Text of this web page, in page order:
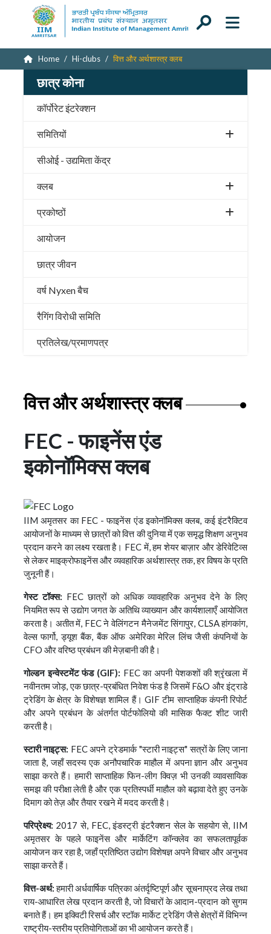
Home Hi-clubs वित्त और अर्थशास्त्र क्लब
छात्र कोना
कॉर्पोरेट इंटरेक्शन
समितियों
सीओई - उद्यमिता केंद्र
क्लब
प्रकोष्ठों
आयोजन
छात्र जीवन
वर्ष Nyxen बैच
रैगिंग विरोधी समिति
प्रतिलेख/प्रमाणपत्र
वित्त और अर्थशास्त्र क्लब
FEC - फाइनेंस एंड
इकोनॉमिक्स क्लब
IIM अमृतसर का FEC - फाइनेंस एंड इकोनॉमिक्स क्लब, कई इंटरैक्टिव
आयोजनों के माध्यम से छात्रों को वित्त की दुनिया में एक समृद्ध शिक्षण अनुभव
प्रदान करने का लक्ष्य रखता है। FEC में, हम शेयर बाज़ार और डेरिवेटिव्स
से लेकर माइक्रोफाइनेंस और व्यवहारिक अर्थशास्त्र तक, हर विषय के प्रति
जुनूनी हैं।
गेस्ट टॉक्स: FEC छात्रों को अधिक व्यावहारिक अनुभव देने के लिए
नियमित रूप से उद्योग जगत के अतिथि व्याख्यान और कार्यशालाएँ आयोजित
करता है। अतीत में, FEC ने वेलिंगटन मैनेजमेंट सिंगापुर, CLSA हांगकांग,
वेल्स फार्गो, ड्यूश बैंक, बैंक ऑफ अमेरिका मेरिल लिंच जैसी कंपनियों के
CFO और वरिष्ठ प्रबंधन की मेज़बानी की है।
गोल्डन इन्वेस्टमेंट फंड (GIF): FEC का अपनी पेशकशों की श्रृंखला में
नवीनतम जोड़, एक छात्र-प्रबंधित निवेश फंड है जिसमें F&O और इंट्राडे
ट्रेडिंग के क्षेत्र के विशेषज्ञ शामिल हैं। GIF टीम साप्ताहिक कंपनी रिपोर्ट
और अपने प्रबंधन के अंतर्गत पोर्टफोलियो की मासिक फैक्ट शीट जारी
करती है।
स्टारी नाइट्स: FEC अपने ट्रेडमार्क "स्टारी नाइट्स" सत्रों के लिए जाना
जाता है, जहाँ सदस्य एक अनौपचारिक माहौल में अपना ज्ञान और अनुभव
साझा करते हैं। हमारी साप्ताहिक फिन-लीग क्विज़ भी उनकी व्यावसायिक
समझ की परीक्षा लेती है और एक प्रतिस्पर्धी माहौल को बढ़ावा देते हुए उनके
दिमाग को तेज़ और तैयार रखने में मदद करती है।
परिप्रेक्ष्य: 2017 से, FEC, इंडस्ट्री इंटरैक्शन सेल के सहयोग से, IIM
अमृतसर के पहले फाइनेंस और मार्केटिंग कॉन्क्लेव का सफलतापूर्वक
आयोजन कर रहा है, जहाँ प्रतिष्ठित उद्योग विशेषज्ञ अपने विचार और अनुभव
साझा करते हैं।
वित्त-अर्थ:हमारी अर्धवार्षिक पत्रिका अंतर्दृष्टिपूर्ण और सूचनाप्रद लेख तथा
राय-आधारित लेख प्रदान करती है, जो विचारों के आदान-प्रदान को सुगम
बनाते हैं। हम इक्विटी रिसर्च और स्टॉक मार्केट ट्रेडिंग जैसे क्षेत्रों में विभिन्न
राष्ट्रीय-स्तरीय प्रतियोगिताओं का भी आयोजन करते हैं।